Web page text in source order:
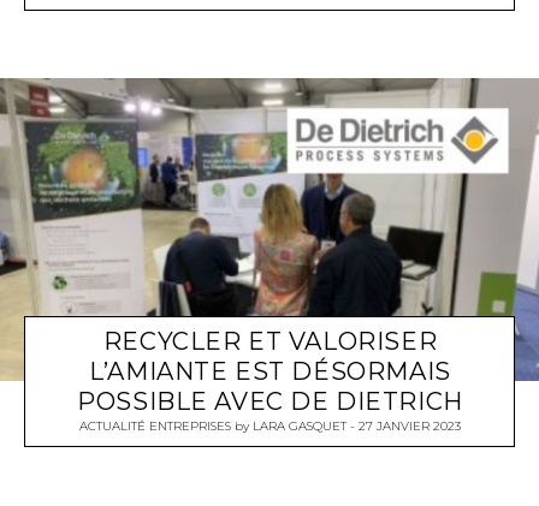
RECYCLER ET VALORISER
L’AMIANTE EST DÉSORMAIS
POSSIBLE AVEC DE DIETRICH
ACTUALITÉ ENTREPRISES by LARA GASQUET 27 JANVIER 2023